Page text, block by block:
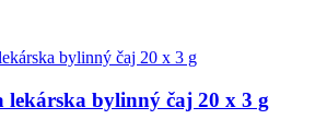
lekárska bylinný čaj 20 x 3 g